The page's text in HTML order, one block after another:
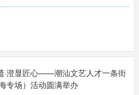
·澄显匠心——潮汕文艺人才一条街
专场）活动圆满举办